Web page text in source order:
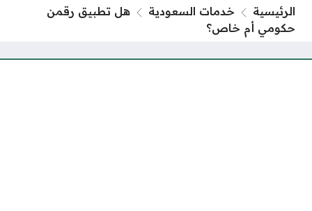
الرئيسية خدمات السعودية
هل تطبيق رقمن
حكومي أم خاص؟